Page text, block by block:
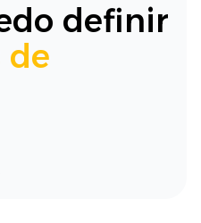
definir
de